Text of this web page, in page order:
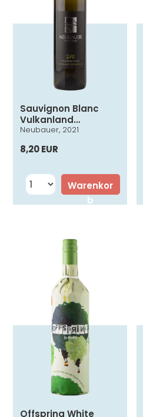
Sauvignon Blanc
Vulkanland
Steiermark DAC
Neubauer, 2021
8,20 EUR
Warenkor
b
Offspring White